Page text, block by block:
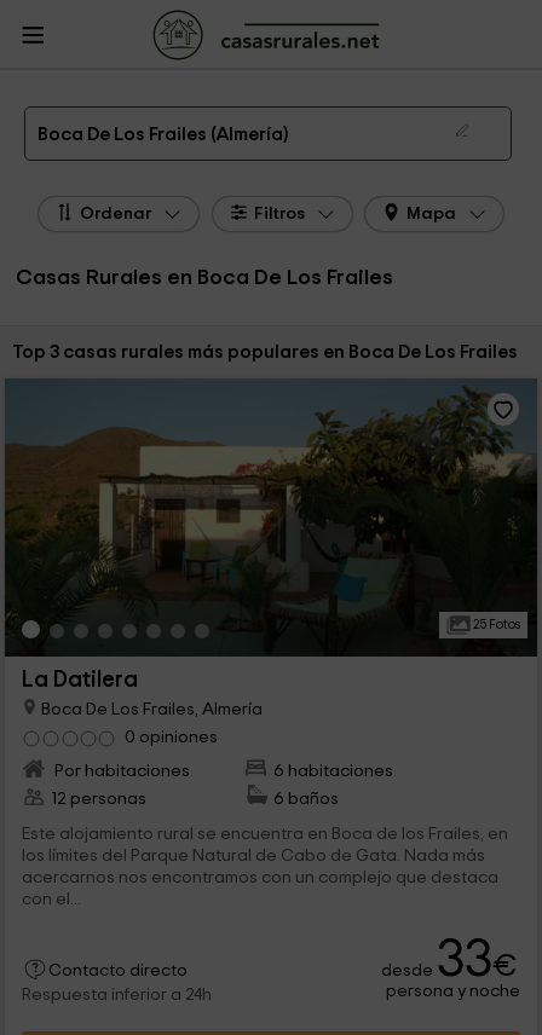
Casas Rurales
Almería
Casas Rurales Boca De Los Frailes
Las 3 mejores casas rurales en Boca De Los Frailes de 2026
Boca De Los Frailes (Almería)
Ordenar Filtros Mapa
Casas Rurales en Boca De Los Frailes
Ordenar por:
Top 3 casas rurales más populares en Boca De Los Frailes
25 Fotos
La Datilera
Boca De Los Frailes, Almería
0 opiniones
Por habitaciones
6 habitaciones
12 personas
6 baños
Este alojamiento rural se encuentra en Boca de los Frailes, en
los límites del Parque Natural de Cabo de Gata. Nada más
acercarnos nos encontramos con un complejo que destaca
con el...
Contacto directo
Respuesta inferior a 24h
desde 33€
persona y noche